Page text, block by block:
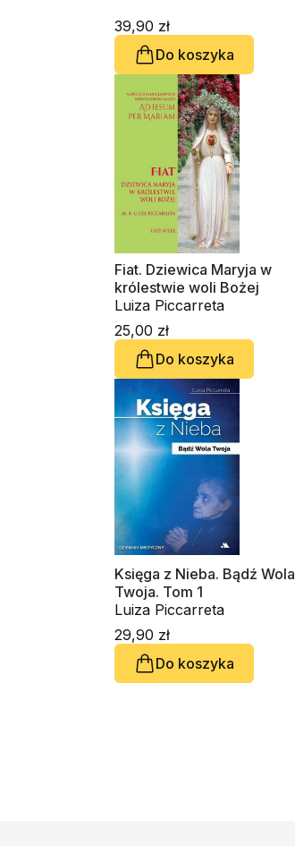
39,90 zł
Do koszyka
Fiat. Dziewica Maryja w
królestwie woli Bożej
Luiza Piccarreta
25,00 zł
Do koszyka
Księga z Nieba. Bądź Wola
Twoja. Tom 1
Luiza Piccarreta
29,90 zł
Do koszyka